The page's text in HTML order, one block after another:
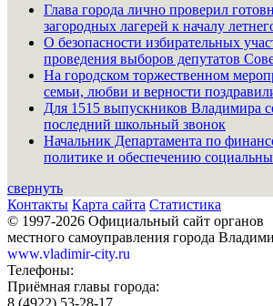
Глава города лично проверил
загородных лагерей к началу
О безопасности избирательных
проведения выборов депутатов
На городском торжественном
семьи, любви и верности
Для 1515 выпускников Владимира
последний школьный звонок
Начальник Департамента по
политике и обеспечению
свернуть
Контакты Карта сайта Статистика
© 1997-2026 Официальный сайт органов
местного самоуправления города
www.vladimir-city.ru
Телефоны:
Приёмная главы города:
8 (4922) 53-28-17